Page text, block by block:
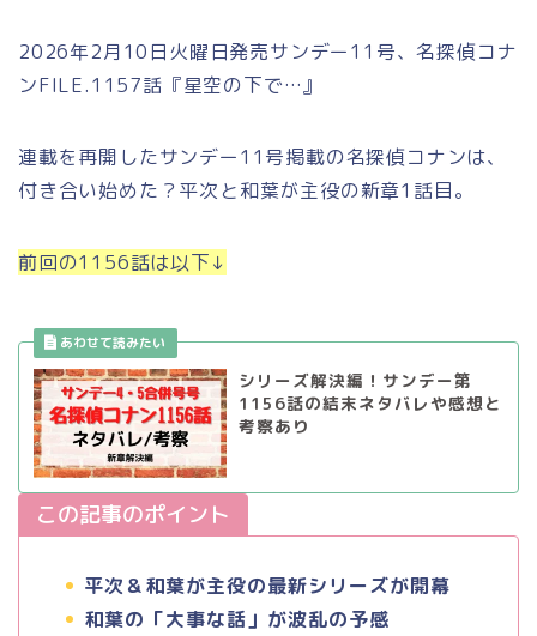
2026年2月10日火曜日発売サンデー11号、名探偵コナ
ンFILE.1157話『星空の下で…』
連載を再開したサンデー11号掲載の名探偵コナンは、
付き合い始めた？平次と和葉が主役の新章1話目。
前回の1156話は以下↓
シリーズ解決編！サンデー第
1156話の結末ネタバレや感想と
考察あり
この記事のポイント
平次＆和葉が主役の最新シリーズが開幕
和葉の「大事な話」が波乱の予感